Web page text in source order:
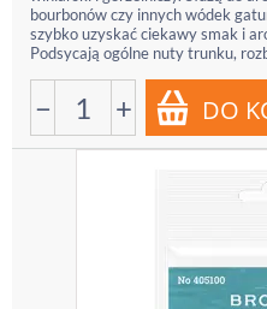
bourbonów czy innych wódek
szybko uzyskać ciekawy smak i
Podsycają ogólne nuty trunku,
− +